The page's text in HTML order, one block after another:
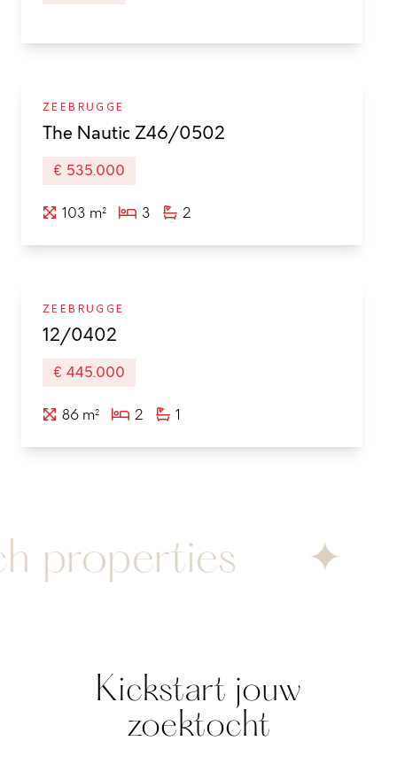
ZEEBRUGGE
The Nautic Z46/0502
€ 535.000
103 m² 3 2
ZEEBRUGGE
12/0402
€ 445.000
86 m² 2 1
properties ✦
Kickstart jouw
zoektocht